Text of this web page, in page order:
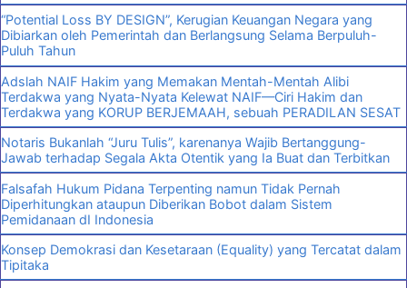
“Potential Loss BY DESIGN”, Kerugian Keuangan Negara yang
Dibiarkan oleh Pemerintah dan Berlangsung Selama Berpuluh-
Puluh Tahun
Adslah NAIF Hakim yang Memakan Mentah-Mentah Alibi
Terdakwa yang Nyata-Nyata Kelewat NAIF—Ciri Hakim dan
Terdakwa yang KORUP BERJEMAAH, sebuah PERADILAN SESAT
Notaris Bukanlah “Juru Tulis”, karenanya Wajib Bertanggung-
Jawab terhadap Segala Akta Otentik yang Ia Buat dan Terbitkan
Falsafah Hukum Pidana Terpenting namun Tidak Pernah
Diperhitungkan ataupun Diberikan Bobot dalam Sistem
Pemidanaan dI Indonesia
Konsep Demokrasi dan Kesetaraan (Equality) yang Tercatat dalam
Tipitaka